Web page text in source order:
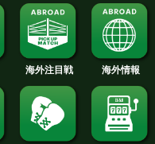
新人王 ランキング